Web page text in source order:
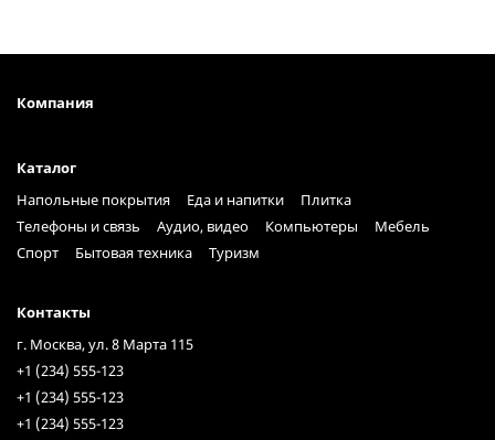
Компания
Каталог
Напольные покрытия
Еда и напитки
Плитка
Телефоны и связь
Аудио, видео Компьютеры
Мебель
Спорт
Бытовая техника Туризм
Контакты
г. Москва, ул. 8 Марта 115
+1 (234) 555-123
+1 (234) 555-123
+1 (234) 555-123